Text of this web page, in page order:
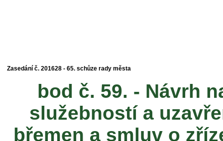
Zasedání č. 201628 - 65. schůze rady města
bod č. 59. - Návrh
služebností a
břemen a smluv o